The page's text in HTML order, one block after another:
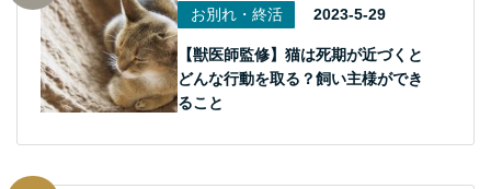
お別れ・終活 2023-5-29
【獣医師監修】猫は死期が近づくと
どんな行動を取る？飼い主様ができ
ること